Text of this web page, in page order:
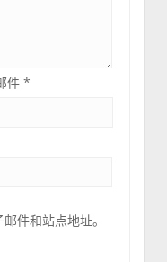
件*
件和站点地址。